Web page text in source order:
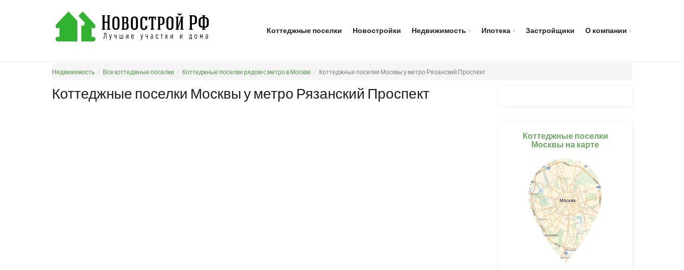
Коттеджные поселки Новостройки Недвижимость Ипотека Застройщики О компании
Недвижимость Все коттеджные поселки Коттеджные поселки рядом с метро в Москве Коттеджные поселки Москвы у метро Рязанский Проспект
Коттеджные поселки Москвы у метро Рязанский Проспект
Коттеджные поселки
Москвы на карте